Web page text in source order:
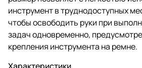
инструмент в труднодоступных
чтобы освободить руки при
задач одновременно,
крепления инструмента на ремне.